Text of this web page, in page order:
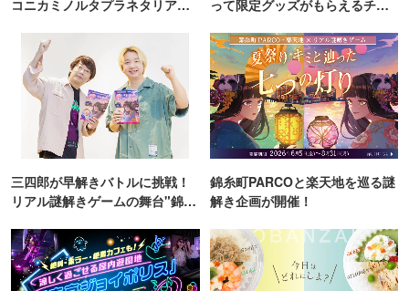
コニカミノルタプラネタリア
って限定グッズがもらえるチャ
三四郎が早解きバトルに挑戦！
リアル謎解きゲームの舞台"錦糸
錦糸町PARCOと楽天地を巡る謎
解き企画が開催！